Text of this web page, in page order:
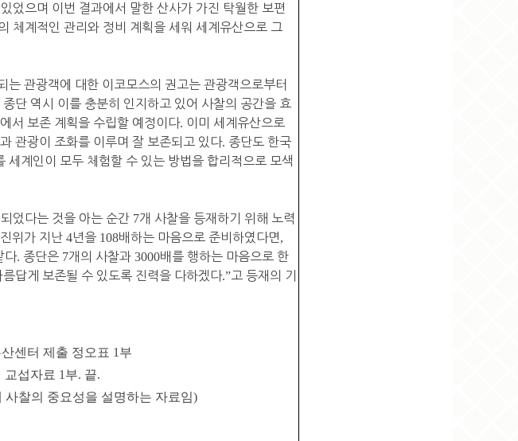
었으며 이번 결과에서 말한 산사가 가진 탁월한 보편
체계적인 관리와 정비 계획을 세워 세계유산으로 그
는 관광객에 대한 이코모스의 권고는 관광객으로부터
종단 역시 이를 충분히 인지하고 있어 사찰의 공간을 효
서 보존 계획을 수립할 예정이다. 이미 세계유산으로
관광이 조화를 이루며 잘 보존되고 있다. 종단도 한국
계인이 모두 체험할 수 있는 방법을 합리적으로 모색
었다는 것을 아는 순간 7개 사찰을 등재하기 위해 노력
위가 지난 4년을 108배하는 마음으로 준비하였다면,
다. 종단은 7개의 사찰과 3000배를 행하는 마음으로 한
답게 보존될 수 있도록 진력을 다하겠다.”고 등재의 기
센터 제출 정오표 1 부
교섭자료 1 부. 끝.
사찰의 중요성을 설명하는 자료임)